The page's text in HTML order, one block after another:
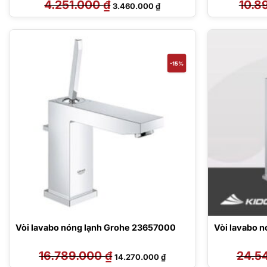
4.251.000₫ Giá
gốc
là:
3.460.000₫Giá
hiện
tại
3.460.000 ₫.
-15%
Vòi lavabo nóng lạnh Grohe 23657000
16.789.000₫ Giá
gốc
14.270.000₫Giá
hiện
Vòi lavabo